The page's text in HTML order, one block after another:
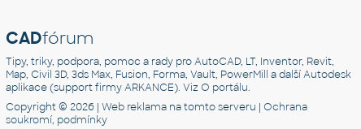
CADfórum
Tipy, triky, podpora, pomoc a rady pro AutoCAD, LT, Inventor, Revit,
Map, Civil 3D, 3ds Max, Fusion, Forma, Vault, PowerMill a další Autodesk
aplikace (support firmy ARKANCE). VizO portálu.
Copyright © 2026 |Web reklama na tomto serveru |Ochrana
soukromí, podmínky